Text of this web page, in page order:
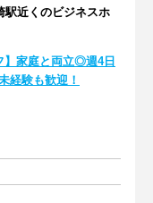
近くのビジネスホ
】家庭と両立◎週4日
経験も歓迎！